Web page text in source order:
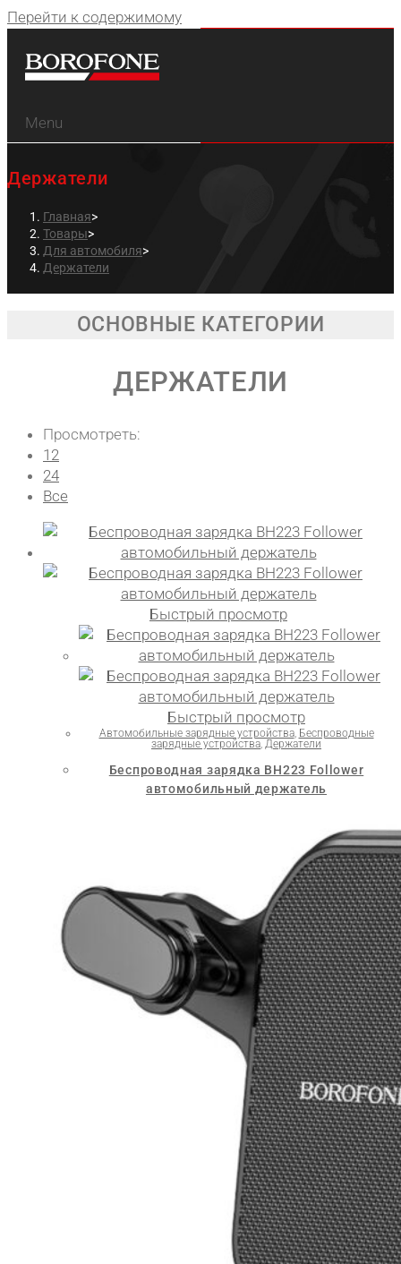
Перейти к содержимому
Menu
Держатели
Главная>
Товары>
Для автомобиля>
Держатели
ОСНОВНЫЕ КАТЕГОРИИ
ДЕРЖАТЕЛИ
Просмотреть:
12
24
Все
Быстрый просмотр
Быстрый просмотр
Автомобильные зарядные устройства, Беспроводные
зарядные устройства Держатели
Беспроводная зарядка BH223 Follower
автомобильный держатель